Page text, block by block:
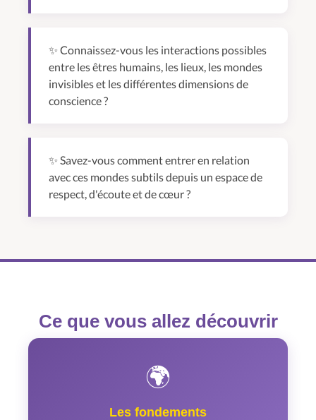
✨ Connaissez-vous les interactions possibles
entre les êtres humains, les lieux, les mondes
invisibles et les différentes dimensions de
conscience ?
✨ Savez-vous comment entrer en relation
avec ces mondes subtils depuis un espace de
respect, d'écoute et de cœur ?
Ce que vous allez découvrir
🌍
Les fondements